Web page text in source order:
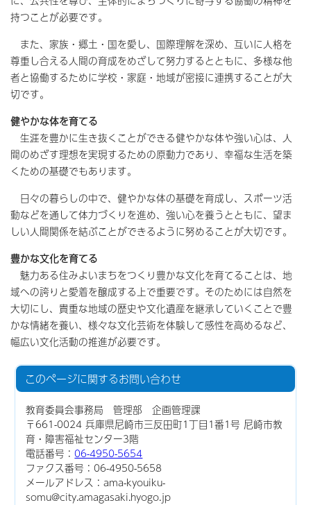
持つことが必要です。
また、家族・郷土・国を愛し、国際理解を深め、互いに人格を
尊重し合える人間の育成をめざして努力するとともに、多様な他
者と協働するために学校・家庭・地域が密接に連携することが大
切です。
健やかな体を育てる
生涯を豊かに生き抜くことができる健やかな体や強い心は、人
間のめざす理想を実現するための原動力であり、幸福な生活を築
くための基礎でもあります。
日々の暮らしの中で、健やかな体の基礎を育成し、スポーツ活
動などを通して体力づくりを進め、強い心を養うとともに、望ま
しい人間関係を結ぶことができるように努めることが大切です。
豊かな文化を育てる
魅力ある住みよいまちをつくり豊かな文化を育てることは、地
域への誇りと愛着を醸成する上で重要です。そのためには自然を
大切にし、貴重な地域の歴史や文化遺産を継承していくことで豊
かな情緒を養い、様々な文化芸術を体験して感性を高めるなど、
幅広い文化活動の推進が必要です。
このページに関するお問い合わせ
教育委員会事務局 管理部 企画管理課
〒661-0024 兵庫県尼崎市三反田町1丁目1番1号 尼崎市教
育・障害福祉センター3階
電話番号：06-4950-5654
ファクス番号：06-4950-5658
メールアドレス：ama-kyouiku-
somu@city.amagasaki.hyogo.jp